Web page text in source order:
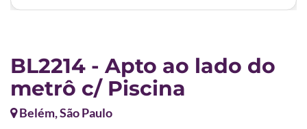
BL2214 - Apto ao lado do
metrô c/ Piscina
Belém, São Paulo